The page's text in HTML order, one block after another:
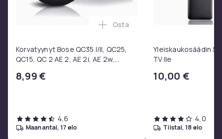
Korvatyynyt Bose QC35 I/II, QC25,
QC15, QC 2 AE 2, AE 2i, AE 2w,
8,99 €
Lisää Korvatyynyt Bose QC35
Osta
4,6
maanantai, 17 elo
Yleiskaukosäädin
TV:lle
10,00 €
4,0
tiistai, 18 elo